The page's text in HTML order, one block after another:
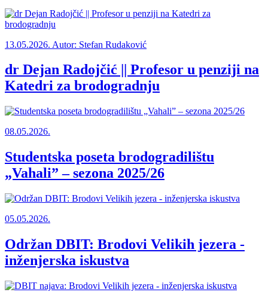
13.05.2026. Autor: Stefan Rudaković
dr Dejan Radojčić || Profesor u penziji na
Katedri za brodogradnju
08.05.2026.
Studentska poseta brodogradilištu
„Vahali” – sezona 2025/26
05.05.2026.
Održan DBIT: Brodovi Velikih jezera -
inženjerska iskustva